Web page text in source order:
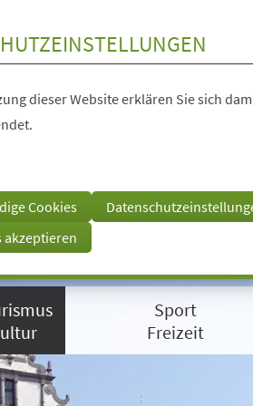
dieser Website erklären Sie sich
Cookies
akzeptieren
Sport
Freizeit